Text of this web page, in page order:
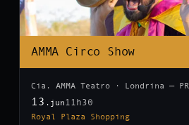
AMMA Circo Show
Cia. AMMA Teatro · Londrina — PR
13 .jun 11h30
Royal Plaza Shopping